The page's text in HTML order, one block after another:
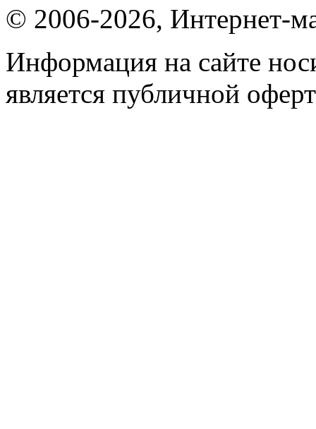
© 2006-2026, Интернет-
Информация на сайте
является публичной